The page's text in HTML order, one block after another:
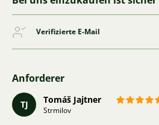
Verifizierte E-Mail
Anforderer
TJ Tomáš Jajtner
Strmilov